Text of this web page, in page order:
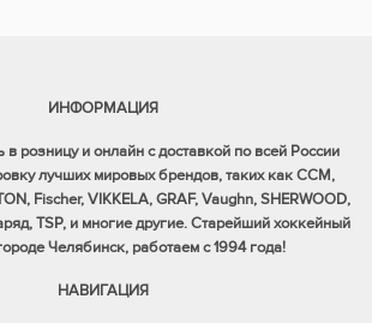
ИНФОРМАЦИЯ
розницу и онлайн с доставкой по всей России
лучших мировых брендов, таких как CCM,
Fischer, VIKKELA, GRAF, Vaughn, SHERWOOD,
TSP, и многие другие. Старейший хоккейный
Челябинск, работаем с 1994 года!
НАВИГАЦИЯ